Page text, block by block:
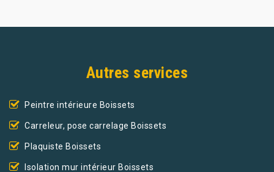
Autres services
Peintre intérieure Boissets
Carreleur, pose carrelage Boissets
Plaquiste Boissets
Isolation mur intérieur Boissets